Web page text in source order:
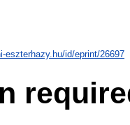
eszterhazy.hu/id/eprint/26697